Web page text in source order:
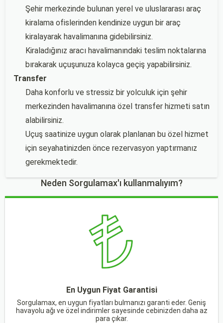
Şehir merkezinde bulunan yerel ve uluslararası araç
kiralama ofislerinden kendinize uygun bir araç
kiralayarak havalimanına gidebilirsiniz.
Kiraladığınız aracı havalimanındaki teslim noktalarına
bırakarak uçuşunuza kolayca geçiş yapabilirsiniz.
Transfer
Daha konforlu ve stressiz bir yolculuk için şehir
merkezinden havalimanına özel transfer hizmeti satın
alabilirsiniz.
Uçuş saatinize uygun olarak planlanan bu özel hizmet
için seyahatinizden önce rezervasyon yaptırmanız
gerekmektedir.
Neden Sorgulamax'ı kullanmalıyım?
En Uygun Fiyat Garantisi
Sorgulamax, en uygun fiyatları bulmanızı garanti eder. Geniş
havayolu ağı ve özel indirimler sayesinde cebinizden daha az
para çıkar.